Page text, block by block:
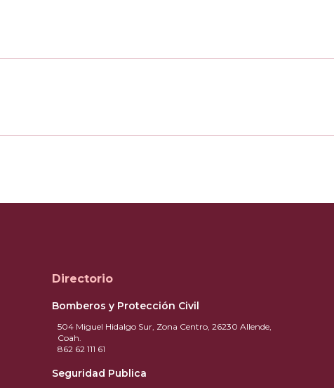
Directorio
Bomberos y Protección Civil
504 Miguel Hidalgo Sur, Zona Centro, 26230 Allende,
Coah.
862 62 111 61
Seguridad Publica